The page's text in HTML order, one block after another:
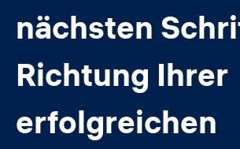
nächsten
Richtung Ihrer
erfolgreichen